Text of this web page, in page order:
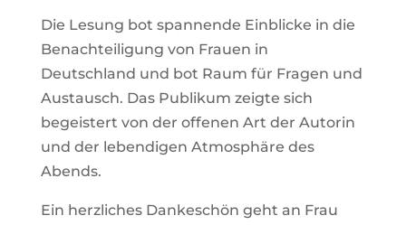
Die Lesung bot spannende Einblicke in die
Benachteiligung von Frauen in
Deutschland und bot Raum für Fragen und
Austausch. Das Publikum zeigte sich
begeistert von der offenen Art der Autorin
und der lebendigen Atmosphäre des
Abends.
Ein herzliches Dankeschön geht an Frau